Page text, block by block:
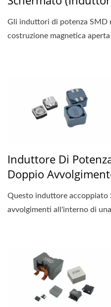
Gli induttori di potenza SMD
costruzione magnetica
Induttore Di
Doppio
Questo induttore accoppiato
avvolgimenti all'interno di